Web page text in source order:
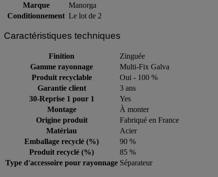
Marque
Manorga
Conditionnement Le lot de 2
Caractéristiques techniques
Finition
Zinguée
Gamme rayonnage
Multi-Fix Galva
Produit recyclable
Oui - 100 %
Garantie client
3 ans
30-Reprise 1 pour 1
Yes
Montage
À monter
Origine produit
Fabriqué en France
Matériau
Acier
Emballage recyclé (%)
90 %
Produit recyclé (%)
85 %
Type d'accessoire pour rayonnage Séparateur